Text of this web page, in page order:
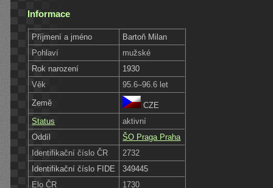
Informace
Příjmení a jméno
Bartoň Milan
Pohlaví
mužské
Rok narození
1930
Věk
95.6–96.6 let
Země
CZE
Status
aktivní
Oddíl
ŠO Praga Praha
Identifikační číslo ČR
2732
Identifikační číslo FIDE
349445
Elo ČR
1730